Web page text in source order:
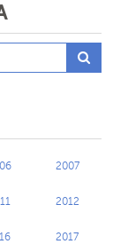
2007
2012
2017